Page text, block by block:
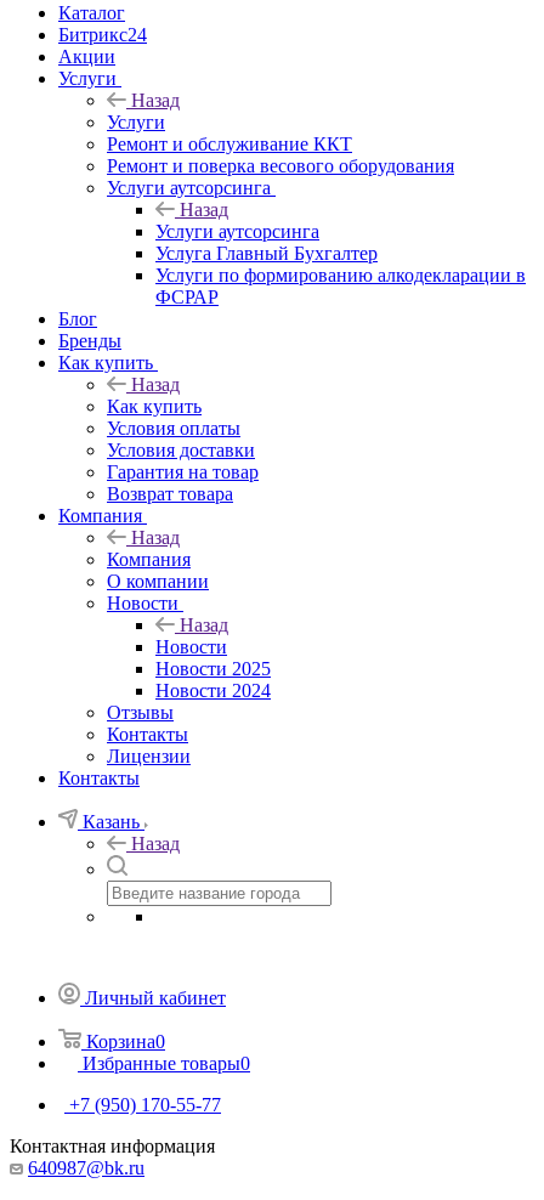
Каталог
Битрикс24
Акции
Услуги
Назад
Услуги
Ремонт и обслуживание ККТ
Ремонт и поверка весового оборудования
Услуги аутсорсинга
Назад
Услуги аутсорсинга
Услуга Главный Бухгалтер
Услуги по формированию алкодекларации в
ФСРАР
Блог
Бренды
Как купить
Назад
Как купить
Условия оплаты
Условия доставки
Гарантия на товар
Возврат товара
Компания
Назад
Компания
О компании
Новости
Назад
Новости
Новости 2025
Новости 2024
Отзывы
Контакты
Лицензии
Контакты
Казань
Назад
Личный кабинет
Корзина0
Избранные товары0
+7 (950) 170-55-77
Контактная информация
640987@bk.ru